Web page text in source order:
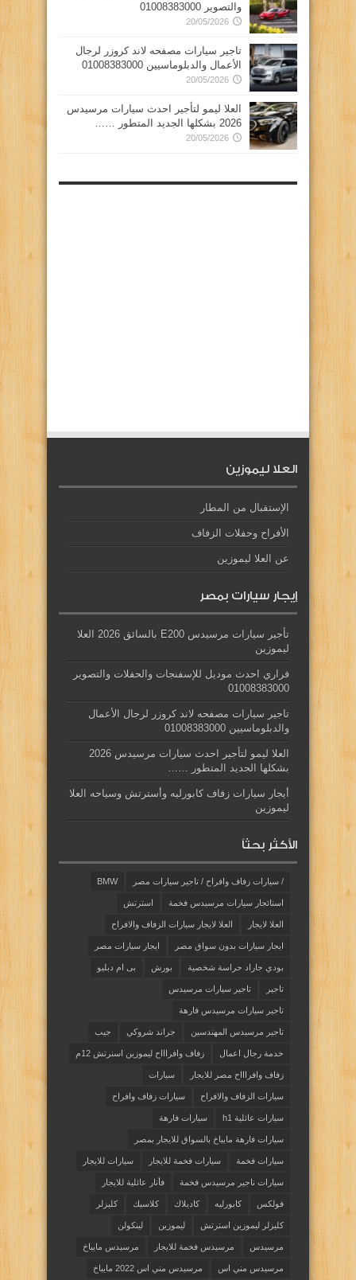
والتصوير 01008383000
20/05/2026
تاجير سيارات مصفحه لاند كروزر لرجال
الأعمال والدبلوماسيين 01008383000
20/05/2026
العلا ليمو لتأجير احدث سيارات مرسيدس
2026 بشكلها الجديد المتطور ……
20/05/2026
العلا ليموزين
الإستقبال من المطار
الأفراح وحفلات الزفاف
عن العلا ليموزين
إيجار سيارات بمصر
تأجير سيارات مرسيدس E200 بالسائق 2026 العلا
ليموزين
فراري احدث موديل للإسفنجات والحفلات والتصوير
01008383000
تاجير سيارات مصفحه لاند كروزر لرجال الأعمال
والدبلوماسيين 01008383000
العلا ليمو لتأجير احدث سيارات مرسيدس 2026
بشكلها الجديد المتطور ……
أيجار سيارات زفاف كابورليه وأسترتش وسياحه العلا
ليموزين
الأكثر بحثاً
/ سيارات زفاف وافراح / تاجير سيارات مصر BMW
استائجار سيارات مرسيدس فخمة استرتش
العلا لايجار العلا لايجار سيارات الزفاف والافراح
ايجار سيارات بدون سواق مصر ايجار سيارات مصر
بودي جاراد حراسة شخصية بورش بى ام دبليو
تاجير تاجير سيارات مرسيدس
تاجير سيارات مرسيدس فارهة
تاجير مرسيدس المهندسين جراند شروكي جيب
خدمة رجال اعمال زفاف وافراااح ليموزين اسنرتش 12م
زفاف وافراااح مصر للايجار سيارات
سيارات الزفاف والافراح سيارات زفاف وافراح
سيارات عائلية h1 سيارات فارهة
سيارات فارهة مايباخ بالسواق للايجار بمصر
سيارات فخمة سيارات فخمة للايجار سيارات للايجار
سيارات ناجير مرسيدس فخمة فأنار عائلية للايجار
فولكس كابورليه كاديلاك كلاسيك كليزلر
كليزلر ليموزين استرتش ليموزين لينكولن
مرسيدس مرسيدس فخمة للايجار مرسيدس مايباخ
مرسيدس مني اس مرسيدس مني اس 2022 مايباخ